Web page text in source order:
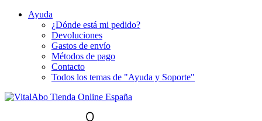
Ayuda
¿Dónde está mi pedido?
Devoluciones
Gastos de envío
Métodos de pago
Contacto
Todos los temas de "Ayuda y Soporte"